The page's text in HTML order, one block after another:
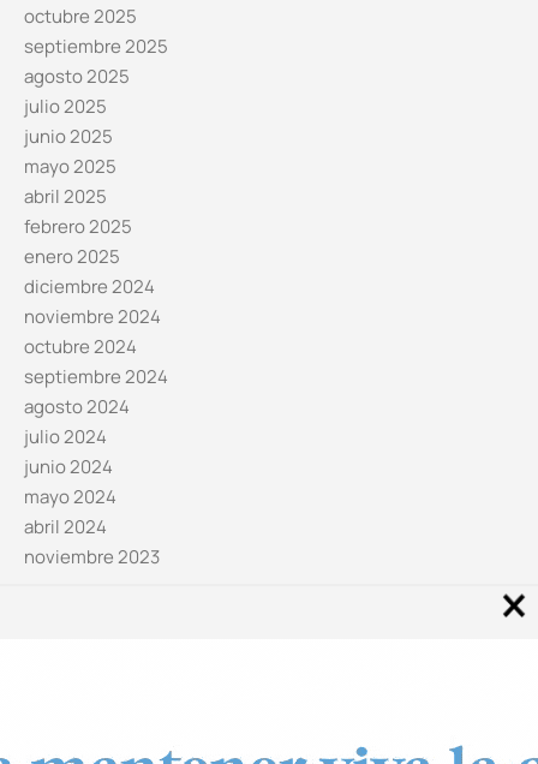
octubre 2025
septiembre 2025
agosto 2025
julio 2025
junio 2025
mayo 2025
abril 2025
febrero 2025
enero 2025
diciembre 2024
noviembre 2024
octubre 2024
septiembre 2024
agosto 2024
julio 2024
junio 2024
mayo 2024
abril 2024
noviembre 2023